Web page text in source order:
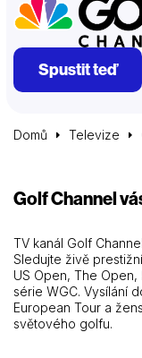
Spustit teď
Domů Televize
Golf Channel
TV kanál Golf
Sledujte živě
US Open, The
série WGC. Vysílání
European Tour a
světového golfu.